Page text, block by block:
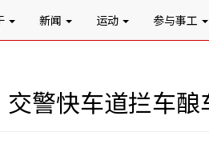
新闻 运动 参与事工
交警快车道拦车